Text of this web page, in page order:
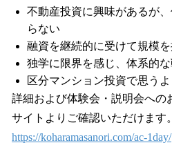
不動産投資に興味があるが
らない
融資を継続的に受けて規模
独学に限界を感じ、体系的
区分マンション投資で思う
詳細および体験会・説明会への
サイトよりご確認いただけます
https://koharamasanori.com/ac-1day/